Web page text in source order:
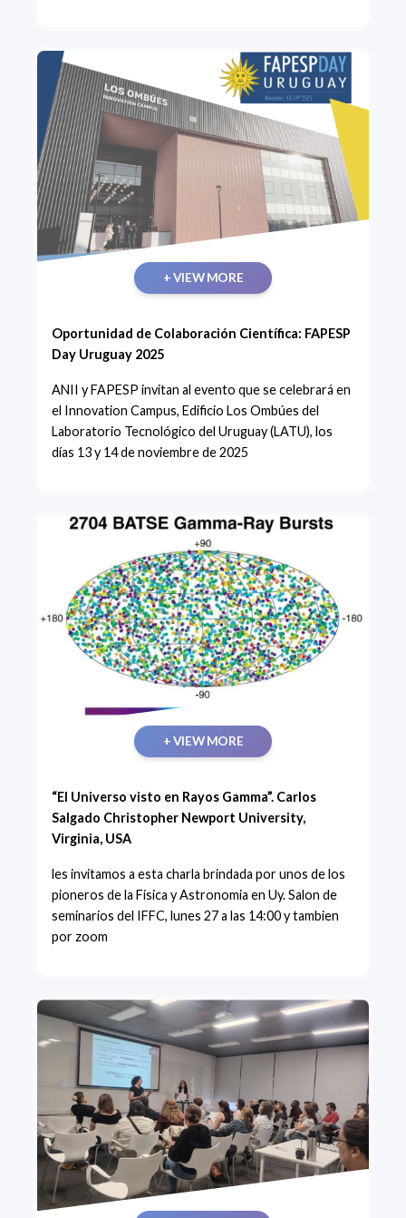
+ VIEW MORE
Oportunidad de Colaboración Científica: FAPESP
Day Uruguay 2025
ANII y FAPESP invitan al evento que se celebrará en
el Innovation Campus, Edificio Los Ombúes del
Laboratorio Tecnológico del Uruguay (LATU), los
días 13 y 14 de noviembre de 2025
+ VIEW MORE
“El Universo visto en Rayos Gamma”. Carlos
Salgado Christopher Newport University,
Virginia, USA
les invitamos a esta charla brindada por unos de los
pioneros de la Fisica y Astronomia en Uy. Salon de
seminarios del IFFC, lunes 27 a las 14:00 y tambien
por zoom